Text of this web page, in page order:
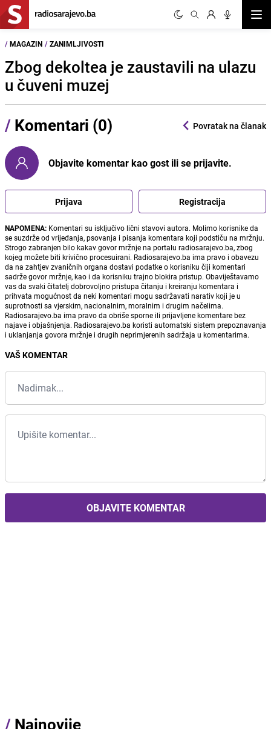
/ MAGAZIN / ZANIMLJIVOSTI
Zbog dekoltea je zaustavili na ulazu
u čuveni muzej
/ Komentari (0) Povratak na članak
Objavite komentar kao gost ili se prijavite.
Prijava Registracija
NAPOMENA: Komentari su isključivo lični stavovi autora. Molimo korisnike da
se suzdrže od vrijeđanja, psovanja i pisanja komentara koji podstiču na mržnju.
Strogo zabranjen bilo kakav govor mržnje na portalu radiosarajevo.ba, zbog
kojeg možete biti krivično procesuirani. Radiosarajevo.ba ima pravo i obavezu
da na zahtjev zvaničnih organa dostavi podatke o korisniku čiji komentari
sadrže govor mržnje, kao i da korisniku trajno blokira pristup. Obaviještavamo
vas da svaki čitatelj dobrovoljno pristupa čitanju i kreiranju komentara i
prihvata mogućnost da neki komentari mogu sadržavati narativ koji je u
suprotnosti sa vjerskim, nacionalnim, moralnim i drugim načelima.
Radiosarajevo.ba ima pravo da obriše sporne ili prijavljene komentare bez
najave i objašnjenja. Radiosarajevo.ba koristi automatski sistem prepoznavanja
i uklanjanja govora mržnje i drugih neprimjerenih sadržaja u komentarima.
VAŠ KOMENTAR
OBJAVITE KOMENTAR
/ Najnovije